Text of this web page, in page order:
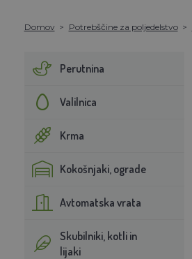
Domov Potrebščine za poljedelstvo
Perutnina
Valilnica
Krma
Kokošnjaki, ograde
Avtomatska vrata
Skubilniki, kotli in
lijaki